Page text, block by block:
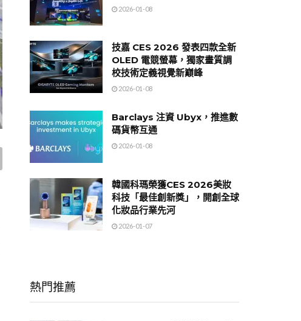
2026-01-08
技嘉 CES 2026 發表四款全新
OLED 電競螢幕，獨家畫質調
校技術定義視覺新巔峰
2026-01-08
Barclays 注資 Ubyx，推進數
碼貨幣互通
2026-01-08
韓國科瑪榮獲CES 2026美妝
科技「最佳創新獎」，開創全球
化妝品行業先河
2026-01-07
熱門推薦